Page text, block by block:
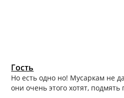
Гость
Но есть одно но! Мусаркам не
они очень этого хотят, подмять